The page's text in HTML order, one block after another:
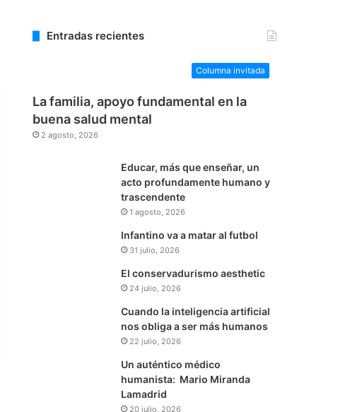
Entradas recientes
Columna invitada
La familia, apoyo fundamental en la
buena salud mental
2 agosto, 2026
Educar, más que enseñar, un
acto profundamente humano y
trascendente
1 agosto, 2026
Infantino va a matar al futbol
31 julio, 2026
El conservadurismo aesthetic
24 julio, 2026
Cuando la inteligencia artificial
nos obliga a ser más humanos
22 julio, 2026
Un auténtico médico
humanista: Mario Miranda
Lamadrid
20 julio, 2026